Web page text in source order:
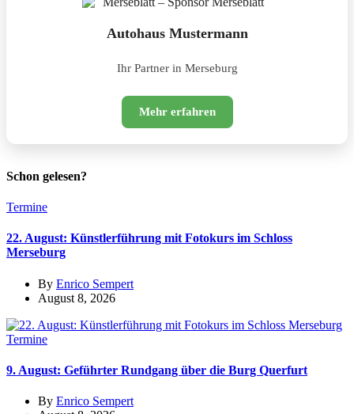
Autohaus Mustermann
Ihr Partner in Merseburg
Mehr erfahren
Schon gelesen?
Termine
22. August: Künstlerführung mit Fotokurs im Schloss
Merseburg
By Enrico Sempert
August 8, 2026
Termine
9. August: Geführter Rundgang über die Burg Querfurt
By Enrico Sempert